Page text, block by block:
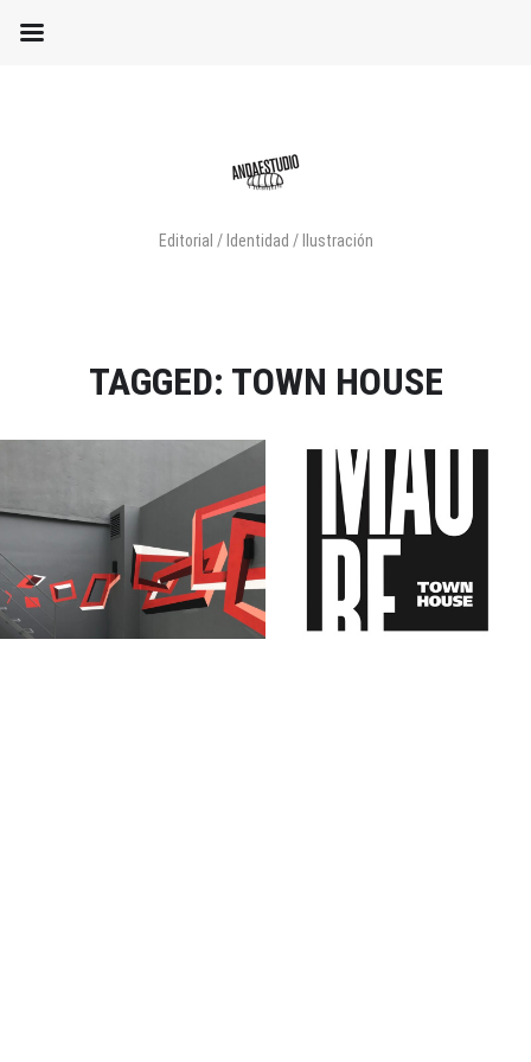
Editorial / Identidad / Ilustración
TAGGED: TOWN HOUSE